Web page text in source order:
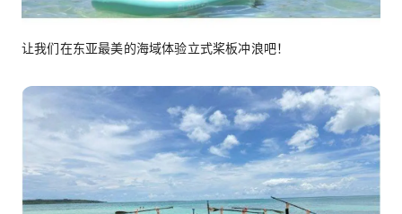
让我们在东亚最美的海域体验立式桨板冲浪吧！